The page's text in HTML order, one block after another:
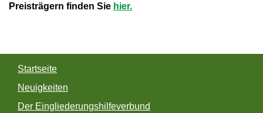
Preisträgern finden Sie hier.
Startseite
Neuigkeiten
Der Eingliederungshilfeverbund